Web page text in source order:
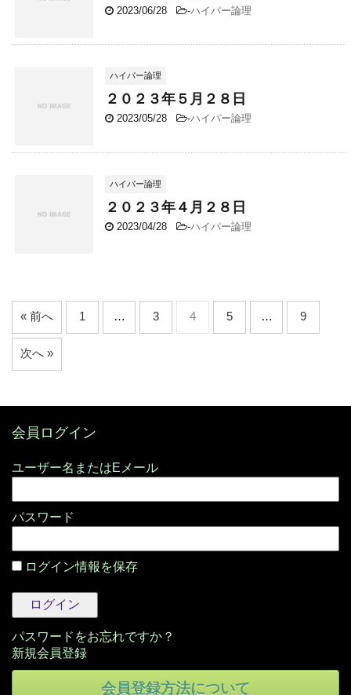
2023/06/28 -ハイパー論理
ハイパー論理
２０２３年５月２８日
2023/05/28 -ハイパー論理
ハイパー論理
２０２３年４月２８日
2023/04/28 -ハイパー論理
« 前へ 1 … 3 4 5 … 9
次へ »
会員ログイン
パスワード
ログイン情報を保存
パスワードをお忘れですか？
会員登録方法について